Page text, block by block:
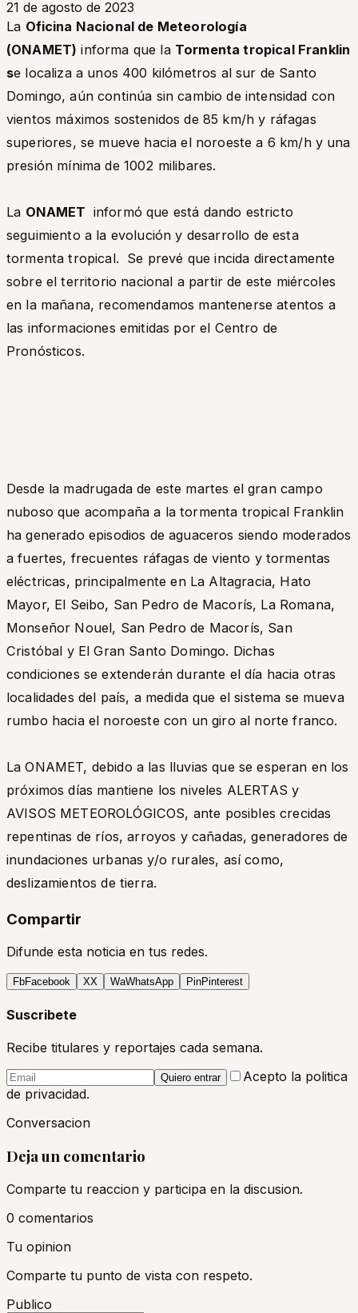
21 de agosto de 2023
La Oficina Nacional de Meteorología
(ONAMET) informa que la Tormenta tropical Franklin
se localiza a unos 400 kilómetros al sur de Santo
Domingo, aún continúa sin cambio de intensidad con
vientos máximos sostenidos de 85 km/h y ráfagas
superiores, se mueve hacia el noroeste a 6 km/h y una
presión mínima de 1002 milibares.
La ONAMET informó que está dando estricto
seguimiento a la evolución y desarrollo de esta
tormenta tropical. Se prevé que incida directamente
sobre el territorio nacional a partir de este miércoles
en la mañana, recomendamos mantenerse atentos a
las informaciones emitidas por el Centro de
Pronósticos.
Desde la madrugada de este martes el gran campo
nuboso que acompaña a la tormenta tropical Franklin
ha generado episodios de aguaceros siendo moderados
a fuertes, frecuentes ráfagas de viento y tormentas
eléctricas, principalmente en La Altagracia, Hato
Mayor, El Seibo, San Pedro de Macorís, La Romana,
Monseñor Nouel, San Pedro de Macorís, San
Cristóbal y El Gran Santo Domingo. Dichas
condiciones se extenderán durante el día hacia otras
localidades del país, a medida que el sistema se mueva
rumbo hacia el noroeste con un giro al norte franco.
La ONAMET, debido a las lluvias que se esperan en los
próximos días mantiene los niveles ALERTAS y
AVISOS METEOROLÓGICOS, ante posibles crecidas
repentinas de ríos, arroyos y cañadas, generadores de
inundaciones urbanas y/o rurales, así como,
deslizamientos de tierra.
Compartir
Difunde esta noticia en tus redes.
FbFacebook XX WaWhatsApp PinPinterest
Suscribete
Recibe titulares y reportajes cada semana.
Quiero entrar
Acepto la politica
de privacidad.
Conversacion
Deja un comentario
Comparte tu reaccion y participa en la discusion.
0 comentarios
Tu opinion
Comparte tu punto de vista con respeto.
Publico